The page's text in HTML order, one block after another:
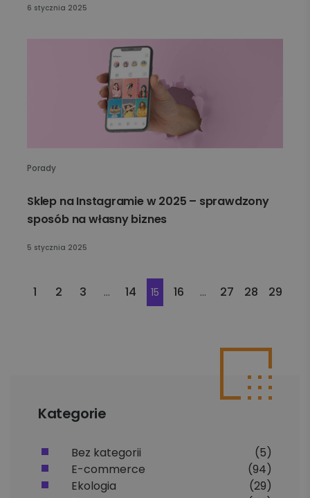
6 stycznia 2025
Porady
Sklep na Instagramie w 2025 – sprawdzony
sposób na własny biznes
5 stycznia 2025
1 2 3 … 14 15 16 … 27 28 29
Kategorie
Bez kategorii
(5)
E-commerce
(94)
Ekologia
(29)